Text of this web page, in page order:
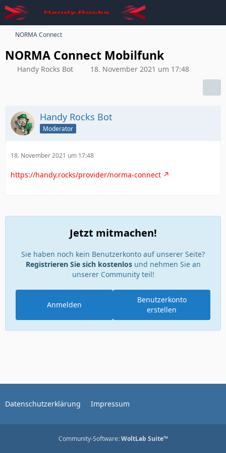
NORMA Connect
NORMA Connect Mobilfunk
Handy Rocks Bot 18. November 2021 um 17:48
Handy Rocks Bot
Moderator
18. November 2021 um 17:48
https://handy.rocks/provider/norma-connect
Jetzt mitmachen!
Sie haben noch kein Benutzerkonto auf unserer Seite?
Registrieren Sie sich kostenlosund nehmen Sie an
unserer Community teil!
Benutzerkonto
erstellen
Anmelden
Datenschutzerklärung Impressum
Community-Software:WoltLab Suite™